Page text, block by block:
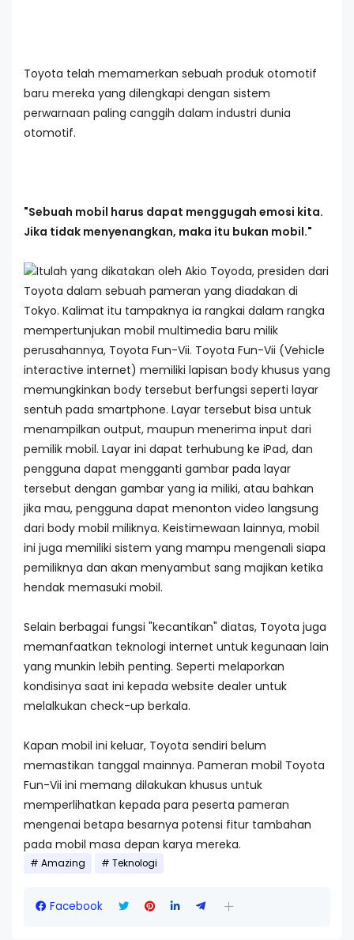
Toyota telah memamerkan sebuah produk otomotif
baru mereka yang dilengkapi dengan sistem
perwarnaan paling canggih dalam industri dunia
otomotif.
"Sebuah mobil harus dapat menggugah emosi kita.
Jika tidak menyenangkan, maka itu bukan mobil."
Itulah yang dikatakan oleh Akio Toyoda, presiden dari
Toyota dalam sebuah pameran yang diadakan di
Tokyo. Kalimat itu tampaknya ia rangkai dalam rangka
mempertunjukan mobil multimedia baru milik
perusahannya, Toyota Fun-Vii. Toyota Fun-Vii (Vehicle
interactive internet) memiliki lapisan body khusus yang
memungkinkan body tersebut berfungsi seperti layar
sentuh pada smartphone. Layar tersebut bisa untuk
menampilkan output, maupun menerima input dari
pemilik mobil. Layar ini dapat terhubung ke iPad, dan
pengguna dapat mengganti gambar pada layar
tersebut dengan gambar yang ia miliki, atau bahkan
jika mau, pengguna dapat menonton video langsung
dari body mobil miliknya. Keistimewaan lainnya, mobil
ini juga memiliki sistem yang mampu mengenali siapa
pemiliknya dan akan menyambut sang majikan ketika
hendak memasuki mobil.
Selain berbagai fungsi "kecantikan" diatas, Toyota juga
memanfaatkan teknologi internet untuk kegunaan lain
yang munkin lebih penting. Seperti melaporkan
kondisinya saat ini kepada website dealer untuk
melalkukan check-up berkala.
Kapan mobil ini keluar, Toyota sendiri belum
memastikan tanggal mainnya. Pameran mobil Toyota
Fun-Vii ini memang dilakukan khusus untuk
memperlihatkan kepada para peserta pameran
mengenai betapa besarnya potensi fitur tambahan
pada mobil masa depan karya mereka.
Amazing Teknologi
Facebook